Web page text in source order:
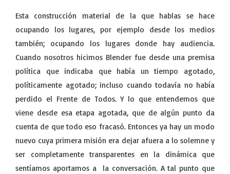
Esta construcción material de la que hablas se hace
ocupando los lugares, por ejemplo desde los medios
también; ocupando los lugares donde hay audiencia.
Cuando nosotros hicimos Blender fue desde una premisa
política que indicaba que había un tiempo agotado,
políticamente agotado; incluso cuando todavía no había
perdido el Frente de Todos. Y lo que entendemos que
viene desde esa etapa agotada, que de algún punto da
cuenta de que todo eso fracasó. Entonces ya hay un modo
nuevo cuya primera misión era dejar afuera a lo solemne y
ser completamente transparentes en la dinámica que
sentíamos aportamos a la conversación. A tal punto que